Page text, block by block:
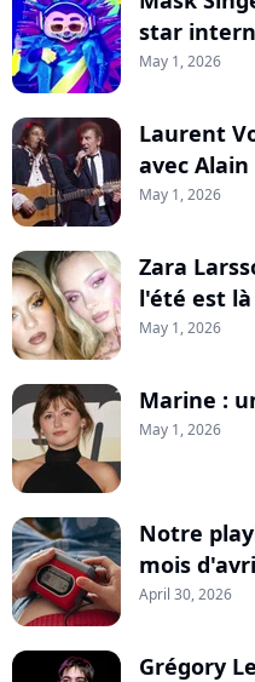
star
May 1, 2026
Laurent
avec Alain
May 1, 2026
Zara
l'été est là
May 1, 2026
Marine :
May 1, 2026
Notre
mois
April 30, 2026
Grégory